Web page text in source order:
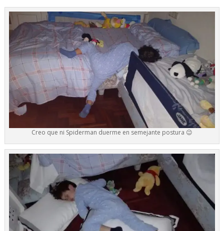
Creo que ni Spiderman duerme en semejante postura 😉